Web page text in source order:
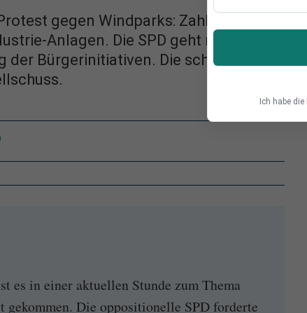
gegen Windparks: Zahlreiche
Anlagen. Die SPD geht nun auf
der Bürgerinitiativen. Die schwarz-grüne
es in einer aktuellen Stunde zum Thema
gekommen. Die oppositionelle SPD forderte
Ich habe die